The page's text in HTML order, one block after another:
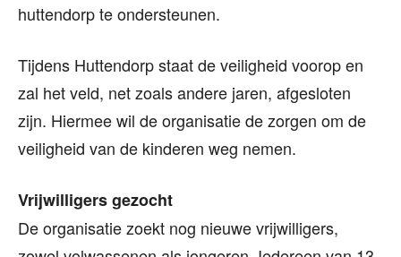
huttendorp te ondersteunen.
Tijdens Huttendorp staat de veiligheid voorop en
zal het veld, net zoals andere jaren, afgesloten
zijn. Hiermee wil de organisatie de zorgen om de
veiligheid van de kinderen weg nemen.
Vrijwilligers gezocht
De organisatie zoekt nog nieuwe vrijwilligers,